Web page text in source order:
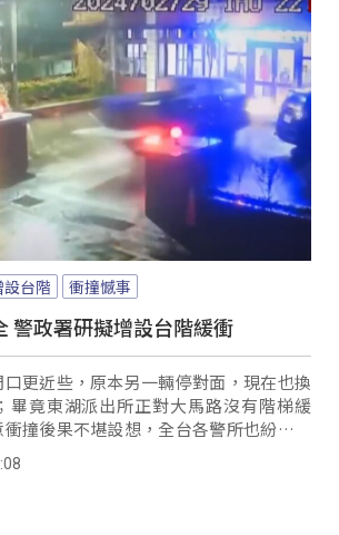
設台階 衝撞憾事
警政署研擬增設台階緩衝
更近些，原本另一輛停對面，現在也換
畢竟東湖派出所正對大馬路沒有階梯緩
撞後果不堪設想，全台各警所也紛紛祭